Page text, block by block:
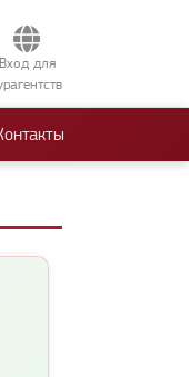
Вход для